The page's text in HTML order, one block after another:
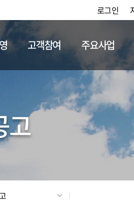
로그인
채용정보
고객참여 주요사업
고